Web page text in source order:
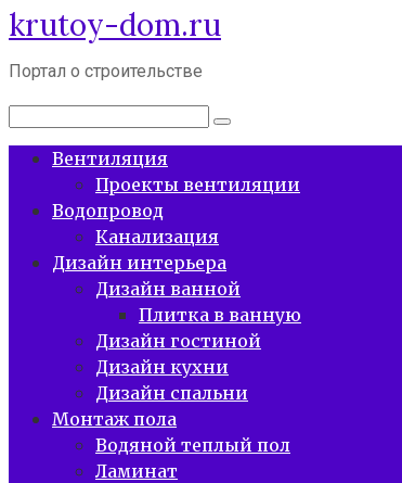
Перейти
к
контенту
krutoy-dom.ru
Портал о строительстве
Поиск:
Вентиляция
Проекты вентиляции
Водопровод
Канализация
Дизайн интерьера
Дизайн ванной
Плитка в ванную
Дизайн гостиной
Дизайн кухни
Дизайн спальни
Монтаж пола
Водяной теплый пол
Ламинат